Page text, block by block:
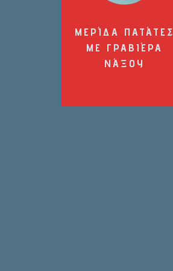
ΜΕΡΊΔΑ ΠΑΤΆΤΕΣ
ΜΕ ΓΡΑΒΙΈΡΑ
ΝΆΞΟΥ